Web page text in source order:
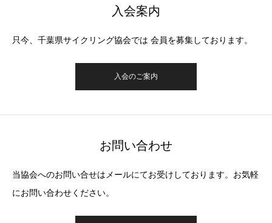
入会案内
只今、千葉県サイクリング協会では 会員を募集しております。
入会のご案内
お問い合わせ
当協会へのお問い合せはメールにてお受けしております。お気軽
にお問い合わせください。